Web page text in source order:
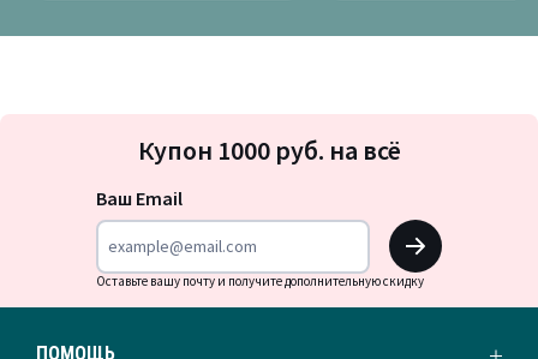
на
Купон 1000 руб. на всё
Ваш Email
OK
Оставьте вашу почту и получите дополнительную скидку
ПОМОЩЬ